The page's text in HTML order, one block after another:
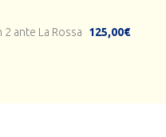
ante La Rossa
125,00€